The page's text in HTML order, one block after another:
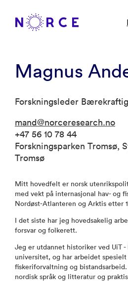
Magnus
Forskningsleder
mand@norceresearch.no
+47 56 10 78 44
Forskningsparken Tromsø,
Tromsø
Mitt hovedfelt er norsk
med vekt på internasjonal hav- og
Nordøst-Atlanteren og Arktis etter
I det siste har jeg hovedsakelig
forsvar og folkerett.
Jeg er utdannet historiker ved UiT -
universitet, og har arbeidet
fiskeriforvaltning og
nordisk språk og litteratur og